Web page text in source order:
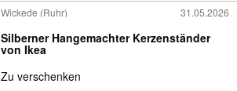
Wickede (Ruhr) 31.05.2026
Silberner Hangemachter Kerzenständer
von Ikea
Zu verschenken